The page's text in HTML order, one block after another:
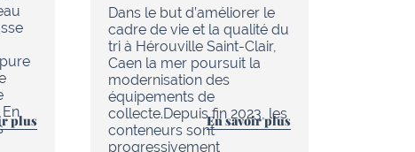
plus
Dans le but d’améliorer le
cadre de vie et la qualité du
tri à Hérouville Saint-Clair,
Caen la mer poursuit la
modernisation des
équipements de
collecte.Depuis fin 2023, les
conteneurs sont
progressivement
En savoir plus